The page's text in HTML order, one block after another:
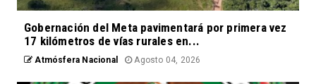
Gobernación del Meta pavimentará por primera vez
17 kilómetros de vías rurales en...
Atmósfera Nacional Agosto 04, 2026